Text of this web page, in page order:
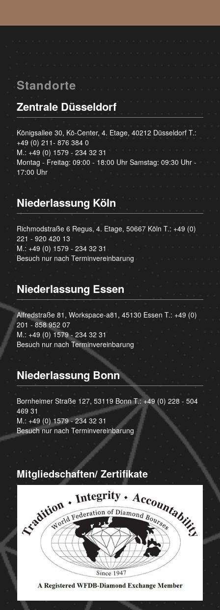
Standorte
Zentrale Düsseldorf
Königsallee 30, Kö-Center, 4. Etage, 40212 Düsseldorf T.:
+49 (0) 211- 876 384 0
M.: +49 (0) 1579 - 234 32 31
Montag - Freitag: 09:00 - 18:00 Uhr Samstag: 09:30 Uhr -
17:00 Uhr
Niederlassung Köln
Richmodstraße 6 Regus, 4. Etage, 50667 Köln T.: +49 (0)
221 - 920 420 13
M.: +49 (0) 1579 - 234 32 31
Besuch nur nach Terminvereinbarung
Niederlassung Essen
Alfredstraße 81, Workspace-a81, 45130 Essen T.: +49 (0)
201 - 858 952 07
M.: +49 (0) 1579 - 234 32 31
Besuch nur nach Terminvereinbarung
Niederlassung Bonn
Bornheimer Straße 127, 53119 Bonn T.:+49 (0) 228 - 504
469 31
M.: +49 (0) 1579 - 234 32 31
Besuch nur nach Terminvereinbarung
Mitgliedschaften/ Zertifikate